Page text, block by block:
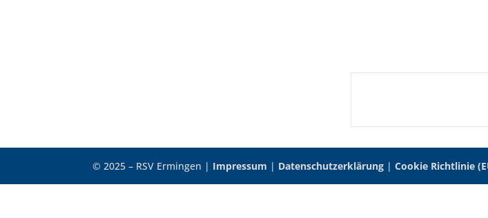
© 2025 – RSV Ermingen | Impressum | Datenschutzerklärung |Cookie Richtlinie